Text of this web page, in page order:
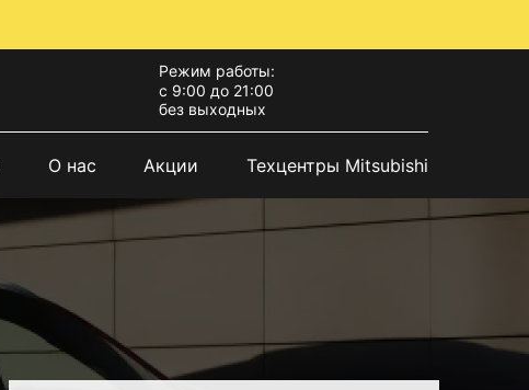
Режим работы:
с 9:00 до 21:00
без выходных
О нас Акции Техцентры Mitsubishi